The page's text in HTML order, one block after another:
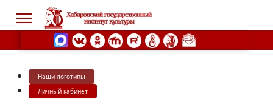
Наши логотипы
Личный кабинет